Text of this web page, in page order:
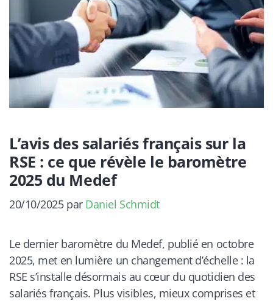
L’avis des salariés français sur la
RSE : ce que révèle le baromètre
2025 du Medef
20/10/2025 par Daniel Schmidt
Le dernier baromètre du Medef, publié en octobre
2025, met en lumière un changement d’échelle : la
RSE s’installe désormais au cœur du quotidien des
salariés français. Plus visibles, mieux comprises et